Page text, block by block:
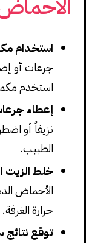
استخدام
جرعات أو
استخدم
إعطاء
نزيفاً أو
الطبيب.
خلط الزيت
الأحماض
حرارة الغرفة.
توقع نتائج